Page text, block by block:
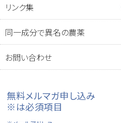
リンク集
同一成分で異名の農薬
お問い合わせ
無料メルマガ申し込み
※は必須項目